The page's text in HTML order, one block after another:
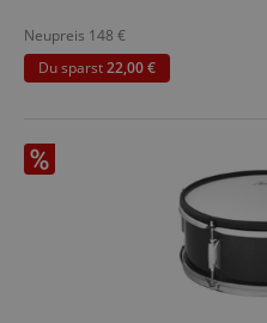
Neupreis 148 €
Du sparst22,00 €